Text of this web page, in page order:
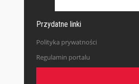
Przydatne linki
Polityka prywatności
Regulamin portalu